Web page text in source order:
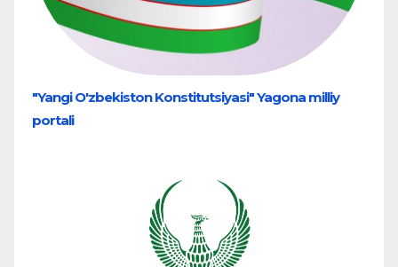
"Yangi O'zbekiston Konstitutsiyasi" Yagona milliy
portali